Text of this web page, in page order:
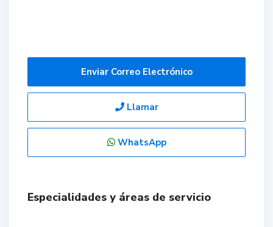
Enviar Correo Electrónico
Llamar
WhatsApp
Especialidades y áreas de servicio